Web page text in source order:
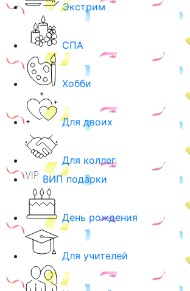
Экстрим
СПА
Хобби
Для двоих
Для коллег
ВИП подарки
День рождения
Для учителей